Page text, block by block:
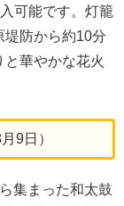
可能です。灯籠
堤防から約10分
華やかな花火
9日）
集まった和太鼓